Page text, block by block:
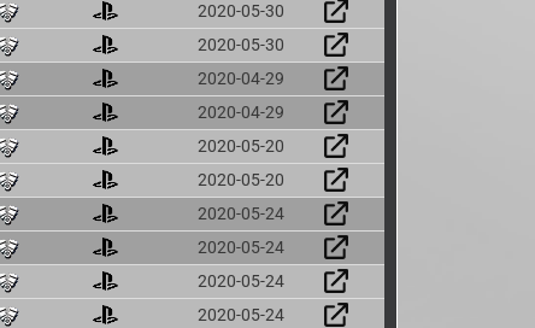
2020-05-30
2020-05-30
2020-04-29
2020-04-29
2020-05-20
2020-05-20
2020-05-24
2020-05-24
2020-05-24
2020-05-24